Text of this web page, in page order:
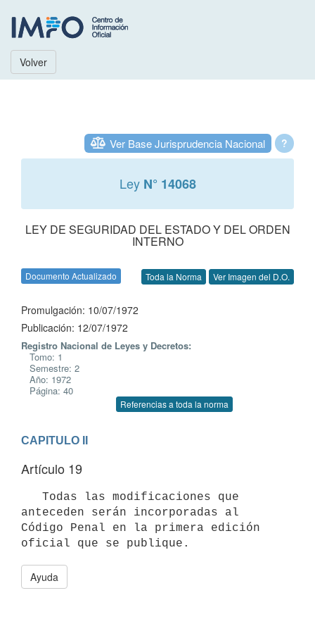
Volver
?
Ver Base Jurisprudencia Nacional
Ley N° 14068
LEY DE SEGURIDAD DEL ESTADO Y DEL ORDEN
INTERNO
Documento Actualizado Toda la Norma Ver Imagen del D.O.
Promulgación: 10/07/1972
Publicación: 12/07/1972
Registro Nacional de Leyes y Decretos:
Tomo: 1
Semestre: 2
Año: 1972
Página: 40
Referencias a toda la norma
CAPITULO II
Artículo 19
anteceden serán incorporadas al
Código Penal en la primera edición
Ayuda